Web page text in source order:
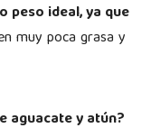
peso ideal, ya que
muy poca grasa y
aguacate y atún?